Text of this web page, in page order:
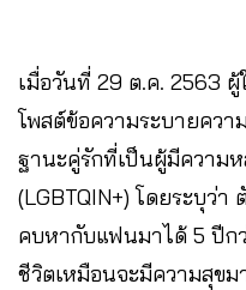
เมื่อวันที่ 29 ต.ค. 2563 ผู้
โพสต์ข้อความระบายควา
ฐานะคู่รักที่เป็นผู้มีความ
(LGBTQIN+) โดยระบุว่า
คบหากับแฟนมาได้ 5 ปีก
ชีวิตเหมือนจะมีความสุขม